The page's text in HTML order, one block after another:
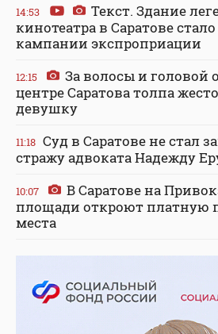
14:53
Текст. Здание
кинотеатра в Саратове
кампании экспроприации
12:15
За волосы и головой
центре Саратова толпа
девушку
11:18 Суд в Саратове не стал
стражу адвоката Надежду
10:07
В Саратове на
площади откроют платную
места